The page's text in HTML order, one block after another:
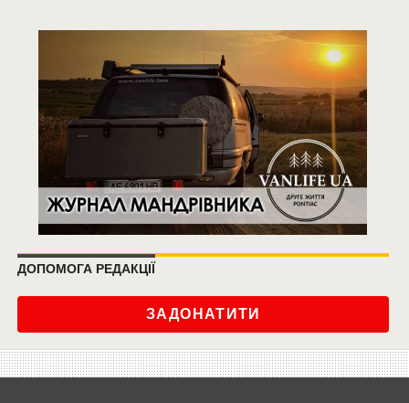
ДОПОМОГА РЕДАКЦІЇ
ЗАДОНАТИТИ